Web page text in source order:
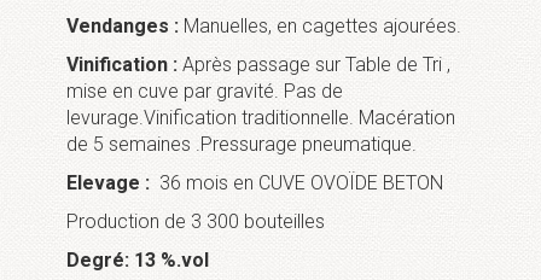
Vendanges : Manuelles, en cagettes ajourées.
Vinification : Après passage sur Table de Tri ,
mise en cuve par gravité. Pas de
levurage.Vinification traditionnelle. Macération
de 5 semaines .Pressurage pneumatique.
Elevage : 36 mois en CUVE OVOÏDE BETON
Production de 3 300 bouteilles
Degré: 13 %.vol